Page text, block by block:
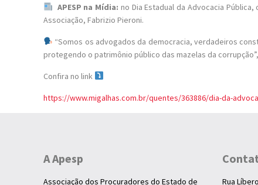
APESP na Mídia: no Dia Estadual da Advocacia
Associação, Fabrizio Pieroni.
“Somos os advogados da democracia, verdadeiros
protegendo o patrimônio público das mazelas da
Confira no link
https://www.migalhas.com.br/quentes/363886/dia-da-
A Apesp
Associação dos Procuradores do Estado de Rua